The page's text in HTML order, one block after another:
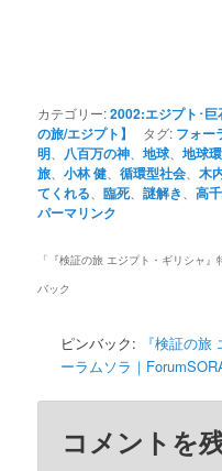
カテゴリー:2002:エジプト･巨
の旅/エジプト】
タグ: フォー
明
八百万の神 、地球 、地球
旅 、小林 健 、循環型社会 、木
てくれる 、臨死、謎解き 、高
パーマリンク
「 『検証の旅 エジプト・ギリシャ
バック
ピンバック:
『検証の
ーラムソラ｜
コメントを